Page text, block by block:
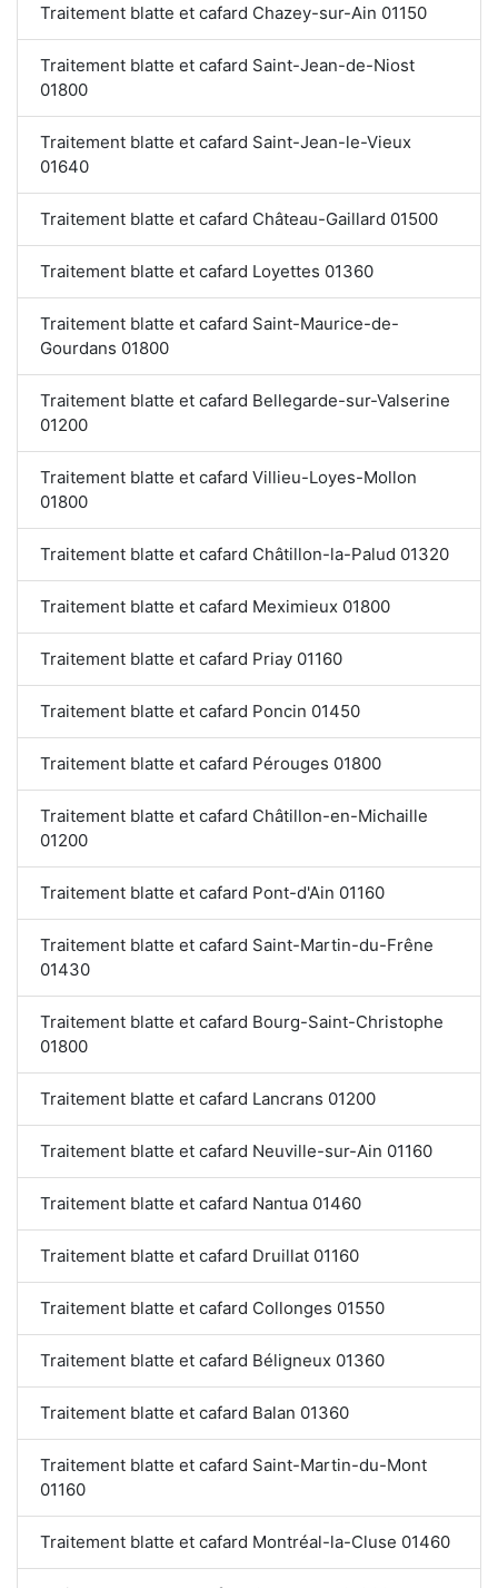
Traitement blatte et cafard Chazey-sur-Ain 01150
Traitement blatte et cafard Saint-Jean-de-Niost
01800
Traitement blatte et cafard Saint-Jean-le-Vieux
01640
Traitement blatte et cafard Château-Gaillard 01500
Traitement blatte et cafard Loyettes 01360
Traitement blatte et cafard Saint-Maurice-de-
Gourdans 01800
Traitement blatte et cafard Bellegarde-sur-Valserine
01200
Traitement blatte et cafard Villieu-Loyes-Mollon
01800
Traitement blatte et cafard Châtillon-la-Palud 01320
Traitement blatte et cafard Meximieux 01800
Traitement blatte et cafard Priay 01160
Traitement blatte et cafard Poncin 01450
Traitement blatte et cafard Pérouges 01800
Traitement blatte et cafard Châtillon-en-Michaille
01200
Traitement blatte et cafard Pont-d'Ain 01160
Traitement blatte et cafard Saint-Martin-du-Frêne
01430
Traitement blatte et cafard Bourg-Saint-Christophe
01800
Traitement blatte et cafard Lancrans 01200
Traitement blatte et cafard Neuville-sur-Ain 01160
Traitement blatte et cafard Nantua 01460
Traitement blatte et cafard Druillat 01160
Traitement blatte et cafard Collonges 01550
Traitement blatte et cafard Béligneux 01360
Traitement blatte et cafard Balan 01360
Traitement blatte et cafard Saint-Martin-du-Mont
01160
Traitement blatte et cafard Montréal-la-Cluse 01460